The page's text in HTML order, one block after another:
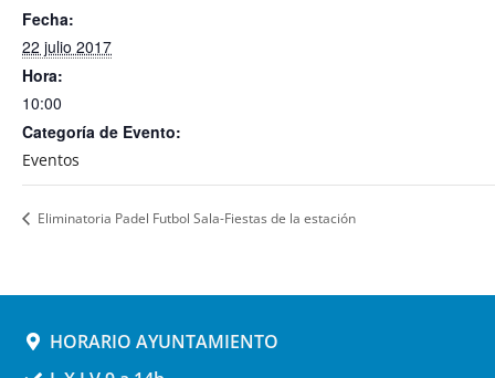
Fecha:
22 julio 2017
Hora:
10:00
Categoría de Evento:
Eventos
Eliminatoria Padel Futbol Sala-Fiestas de la estación
HORARIO AYUNTAMIENTO